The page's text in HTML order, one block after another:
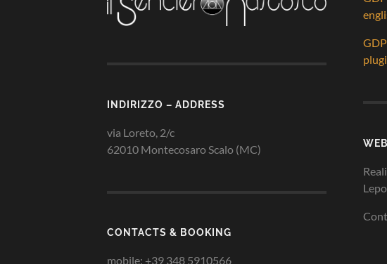
INDIRIZZO – ADDRESS
via Loreto, 2/c
62010 Montecosaro Scalo (MC)
CONTACTS & BOOKING
mobile: +39 348 5910566